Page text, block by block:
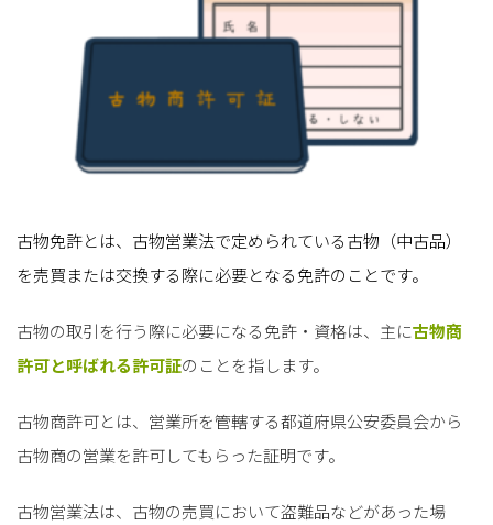
古物免許とは、古物営業法で定められている古物（中古品）
を売買または交換する際に必要となる免許のことです。
古物の取引を行う際に必要になる免許・資格は、主に古物商
許可と呼ばれる許可証のことを指します。
古物商許可とは、営業所を管轄する都道府県公安委員会から
古物商の営業を許可してもらった証明です。
古物営業法は、古物の売買において盗難品などがあった場